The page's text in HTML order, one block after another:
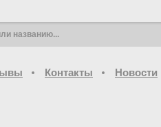
Контакты Новости